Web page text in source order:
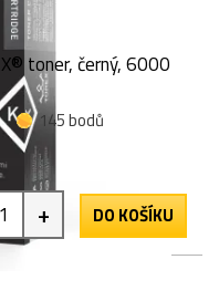
toner, černý, 6000
145 bodů
+ DO KOŠÍKU